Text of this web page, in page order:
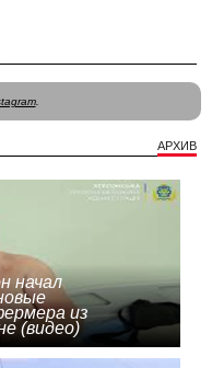
.
АРХИВ
начал
из
(видео)